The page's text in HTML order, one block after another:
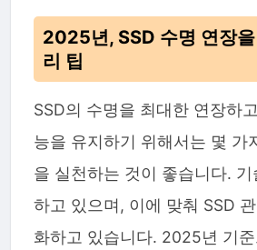
2025년, SSD 수명 연장
리 팁
SSD의 수명을 최대한 연장하
능을 유지하기 위해서는 몇 가
을 실천하는 것이 좋습니다.
하고 있으며, 이에 맞춰 SSD
화하고 있습니다. 2025년 기